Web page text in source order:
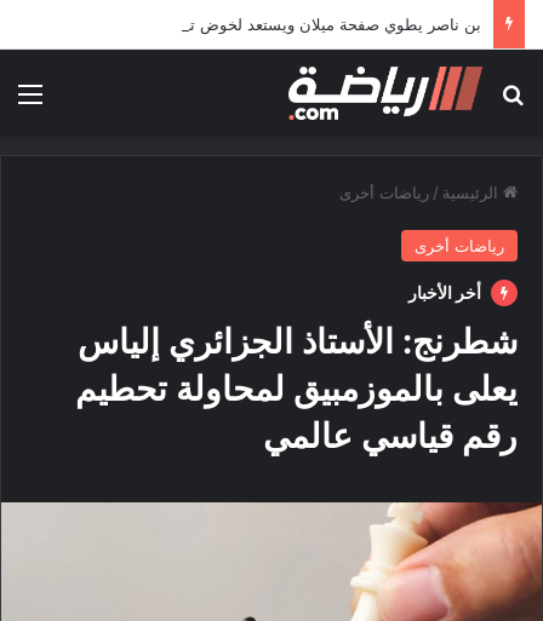
بحث عن
الرئيسية / رياضات أخرى
رياضات أخرى
أخر الأخبار
شطرنج: الأستاذ الجزائري إلياس
يعلى بالموزمبيق لمحاولة تحطيم
رقم قياسي عالمي